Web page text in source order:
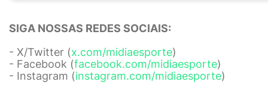
SIGA NOSSAS REDES SOCIAIS:
- X/Twitter (x.com/midiaesporte)
- Facebook (facebook.com/midiaesporte)
- Instagram (instagram.com/midiaesporte)